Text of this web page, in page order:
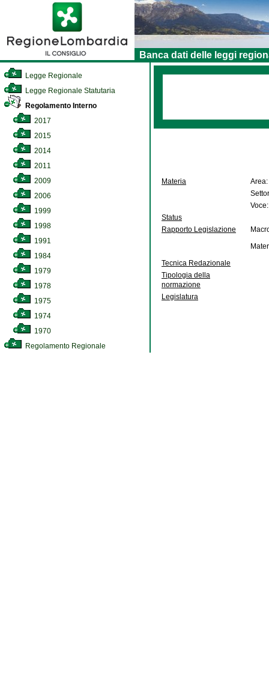
Banca dati delle leggi
Legge Regionale
Legge Regionale Statutaria
Regolamento Interno
2017
2015
2014
2011
2009
2006
1999
1998
1991
1984
1979
1978
1975
1974
1970
Regolamento Regionale
Materia
Area:
Voce:
Status
Rapporto Legislazione
Tecnica Redazionale
Tipologia della
normazione
Legislatura